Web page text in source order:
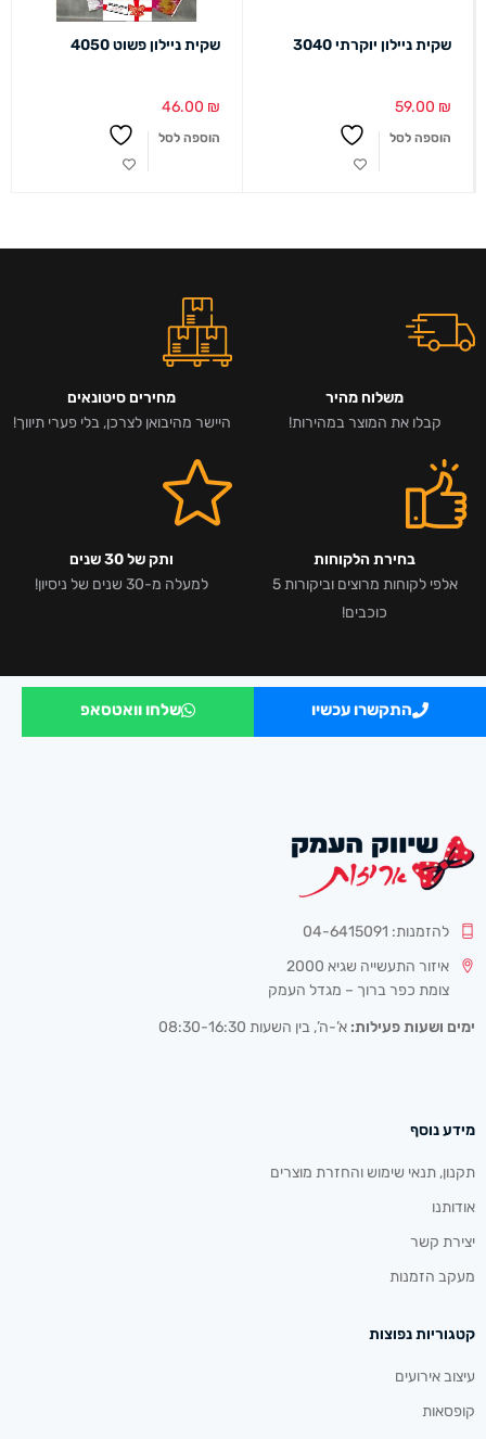
שקית ניילון יוקרתי 3040
59.00 ₪
הוספה לסל
שקית ניילון פשוט 4050
46.00 ₪
הוספה לסל
משלוח מהיר
קבלו את המוצר במהירות!
מחירים סיטונאים
היישר מהיבואן לצרכן, בלי פערי תיווך!
בחירת הלקוחות
אלפי לקוחות מרוצים וביקורות 5
כוכבים!
ותק של 30 שנים
למעלה מ-30 שנים של ניסיון!
התקשרו עכשיו שלחו וואטסאפ
להזמנות: 04-6415091
איזור התעשייה שגיא 2000
צומת כפר ברוך – מגדל העמק
ימים ושעות פעילות: א’-ה’, בין השעות 08:30-16:30
מידע נוסף
תקנון, תנאי שימוש והחזרת מוצרים
אודותנו
יצירת קשר
מעקב הזמנות
קטגוריות נפוצות
עיצוב אירועים
קופסאות